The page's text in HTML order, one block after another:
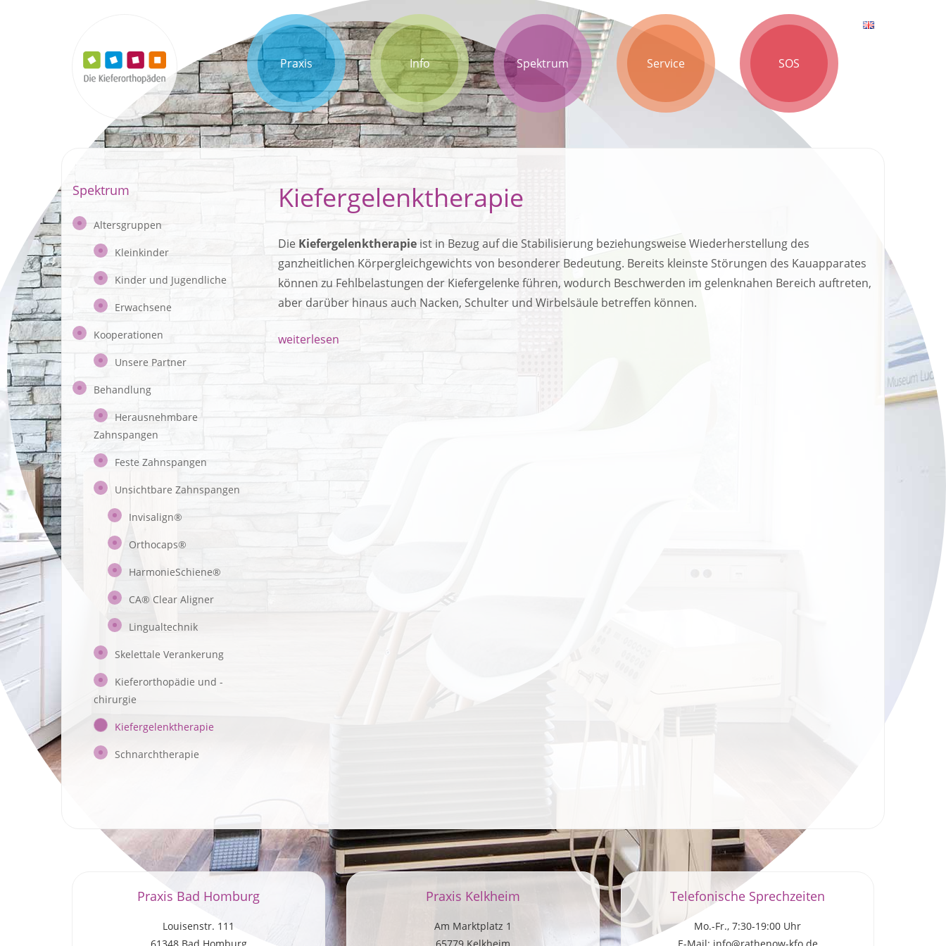
Praxis Info Spektrum Service SOS
Kiefergelenktherapie
Die Kiefergelenktherapie ist in Bezug auf die Stabilisierung beziehungsweise Wiederherstellung des
ganzheitlichen Körpergleichgewichts von besonderer Bedeutung. Bereits kleinste Störungen des Kauapparates
können zu Fehlbelastungen der Kiefergelenke führen, wodurch Beschwerden im gelenknahen Bereich auftreten,
aber darüber hinaus auch Nacken, Schulter und Wirbelsäule betreffen können.
weiterlesen
Spektrum
Altersgruppen
Kleinkinder
Kinder und Jugendliche
Erwachsene
Kooperationen
Unsere Partner
Behandlung
Herausnehmbare
Zahnspangen
Feste Zahnspangen
Unsichtbare Zahnspangen
Invisalign®
Orthocaps®
HarmonieSchiene®
CA® Clear Aligner
Lingualtechnik
Skelettale Verankerung
Kieferorthopädie und -
chirurgie
Kiefergelenktherapie
Schnarchtherapie
Praxis Bad Homburg
Louisenstr. 111
Praxis Kelkheim
Am Marktplatz 1
Telefonische Sprechzeiten
Mo.-Fr., 7:30-19:00 Uhr